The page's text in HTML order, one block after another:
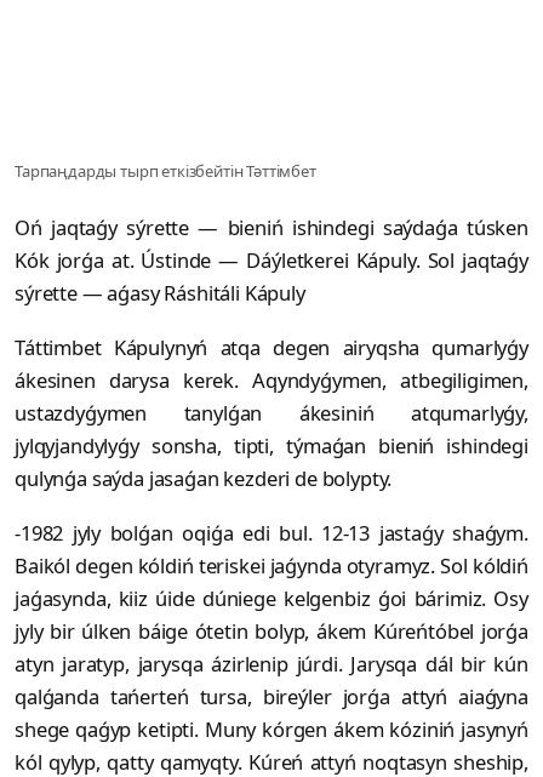
Тарпаңдарды тырп еткізбейтін Тәттімбет
Oń jaqtaǵy sýrette — bieniń ishindegi saýdaǵa túsken
Kók jorǵa at. Ústinde — Dáýletkerei Kápuly. Sol jaqtaǵy
sýrette — aǵasy Ráshitáli Kápuly
Táttimbet Kápulynyń atqa degen airyqsha qumarlyǵy
ákesinen darysa kerek. Aqyndyǵymen, atbegiligimen,
ustazdyǵymen tanylǵan ákesiniń atqumarlyǵy,
jylqyjandylyǵy sonsha, tipti, týmaǵan bieniń ishindegi
qulynǵa saýda jasaǵan kezderi de bolypty.
-1982 jyly bolǵan oqiǵa edi bul. 12-13 jastaǵy shaǵym.
Baikól degen kóldiń teriskei jaǵynda otyramyz. Sol kóldiń
jaǵasynda, kiiz úide dúniege kelgenbiz ǵoi bárimiz. Osy
jyly bir úlken báige ótetin bolyp, ákem Kúreńtóbel jorǵa
atyn jaratyp, jarysqa ázirlenip júrdi. Jarysqa dál bir kún
qalǵanda tańerteń tursa, bireýler jorǵa attyń aiaǵyna
shege qaǵyp ketipti. Muny kórgen ákem kóziniń jasynyń
kól qylyp, qatty qamyqty. Kúreń attyń noqtasyn sheship,